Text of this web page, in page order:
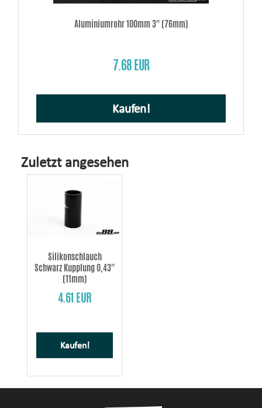
Aluminiumrohr 100mm 3'' (76mm)
7.68 EUR
Kaufen!
Zuletzt angesehen
Silikonschlauch
Schwarz Kupplung 0,43''
(11mm)
4.61 EUR
Kaufen!